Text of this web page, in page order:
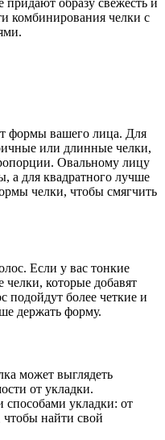
образу свежесть и
комбинирования челки с
формы вашего лица. Для
или длинные челки,
Овальному лицу
а для квадратного лучше
челки, чтобы смягчить
Если у вас тонкие
которые добавят
подойдут более четкие и
держать форму.
может выглядеть
от укладки.
укладки: от
найти свой